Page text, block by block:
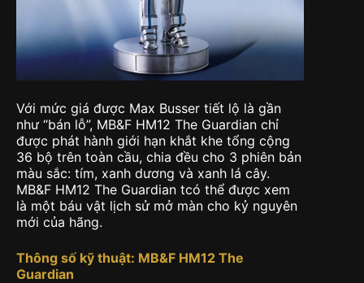
Với mức giá được Max Busser tiết lộ là gần
như “bán lỗ”, MB&F HM12 The Guardian chỉ
được phát hành giới hạn khắt khe tổng cộng
36 bộ trên toàn cầu, chia đều cho 3 phiên bản
màu sắc: tím, xanh dương và xanh lá cây.
MB&F HM12 The Guardian tcó thể được xem
là một báu vật lịch sử mở màn cho kỷ nguyên
mới của hãng.
Thông số kỹ thuật: MB&F HM12 The
Guardian